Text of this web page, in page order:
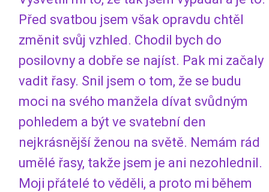
Před svatbou jsem však opravdu chtěl
změnit svůj vzhled. Chodil bych do
posilovny a dobře se najíst. Pak mi začaly
vadit řasy. Snil jsem o tom, že se budu
moci na svého manžela dívat svůdným
pohledem a být ve svatební den
nejkrásnější ženou na světě. Nemám rád
umělé řasy, takže jsem je ani nezohlednil.
Moji přátelé to věděli, a proto mi během